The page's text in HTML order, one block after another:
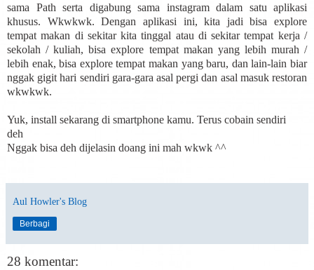
sama Path serta digabung sama instagram dalam satu aplikasi
khusus. Wkwkwk. Dengan aplikasi ini, kita jadi bisa explore
tempat makan di sekitar kita tinggal atau di sekitar tempat kerja /
sekolah / kuliah, bisa explore tempat makan yang lebih murah /
lebih enak, bisa explore tempat makan yang baru, dan lain-lain biar
nggak gigit hari sendiri gara-gara asal pergi dan asal masuk restoran
wkwkwk.
Yuk, install sekarang di smartphone kamu. Terus cobain sendiri
deh
Nggak bisa deh dijelasin doang ini mah wkwk ^^
Aul Howler's Blog
Berbagi
28 komentar: